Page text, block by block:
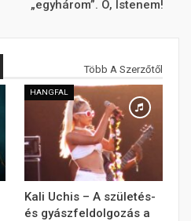
„egyhárom”. Ó, Istenem!
Több A Szerzőtől
HANGFAL
Kali Uchis – A születés-
és gyászfeldolgozás a